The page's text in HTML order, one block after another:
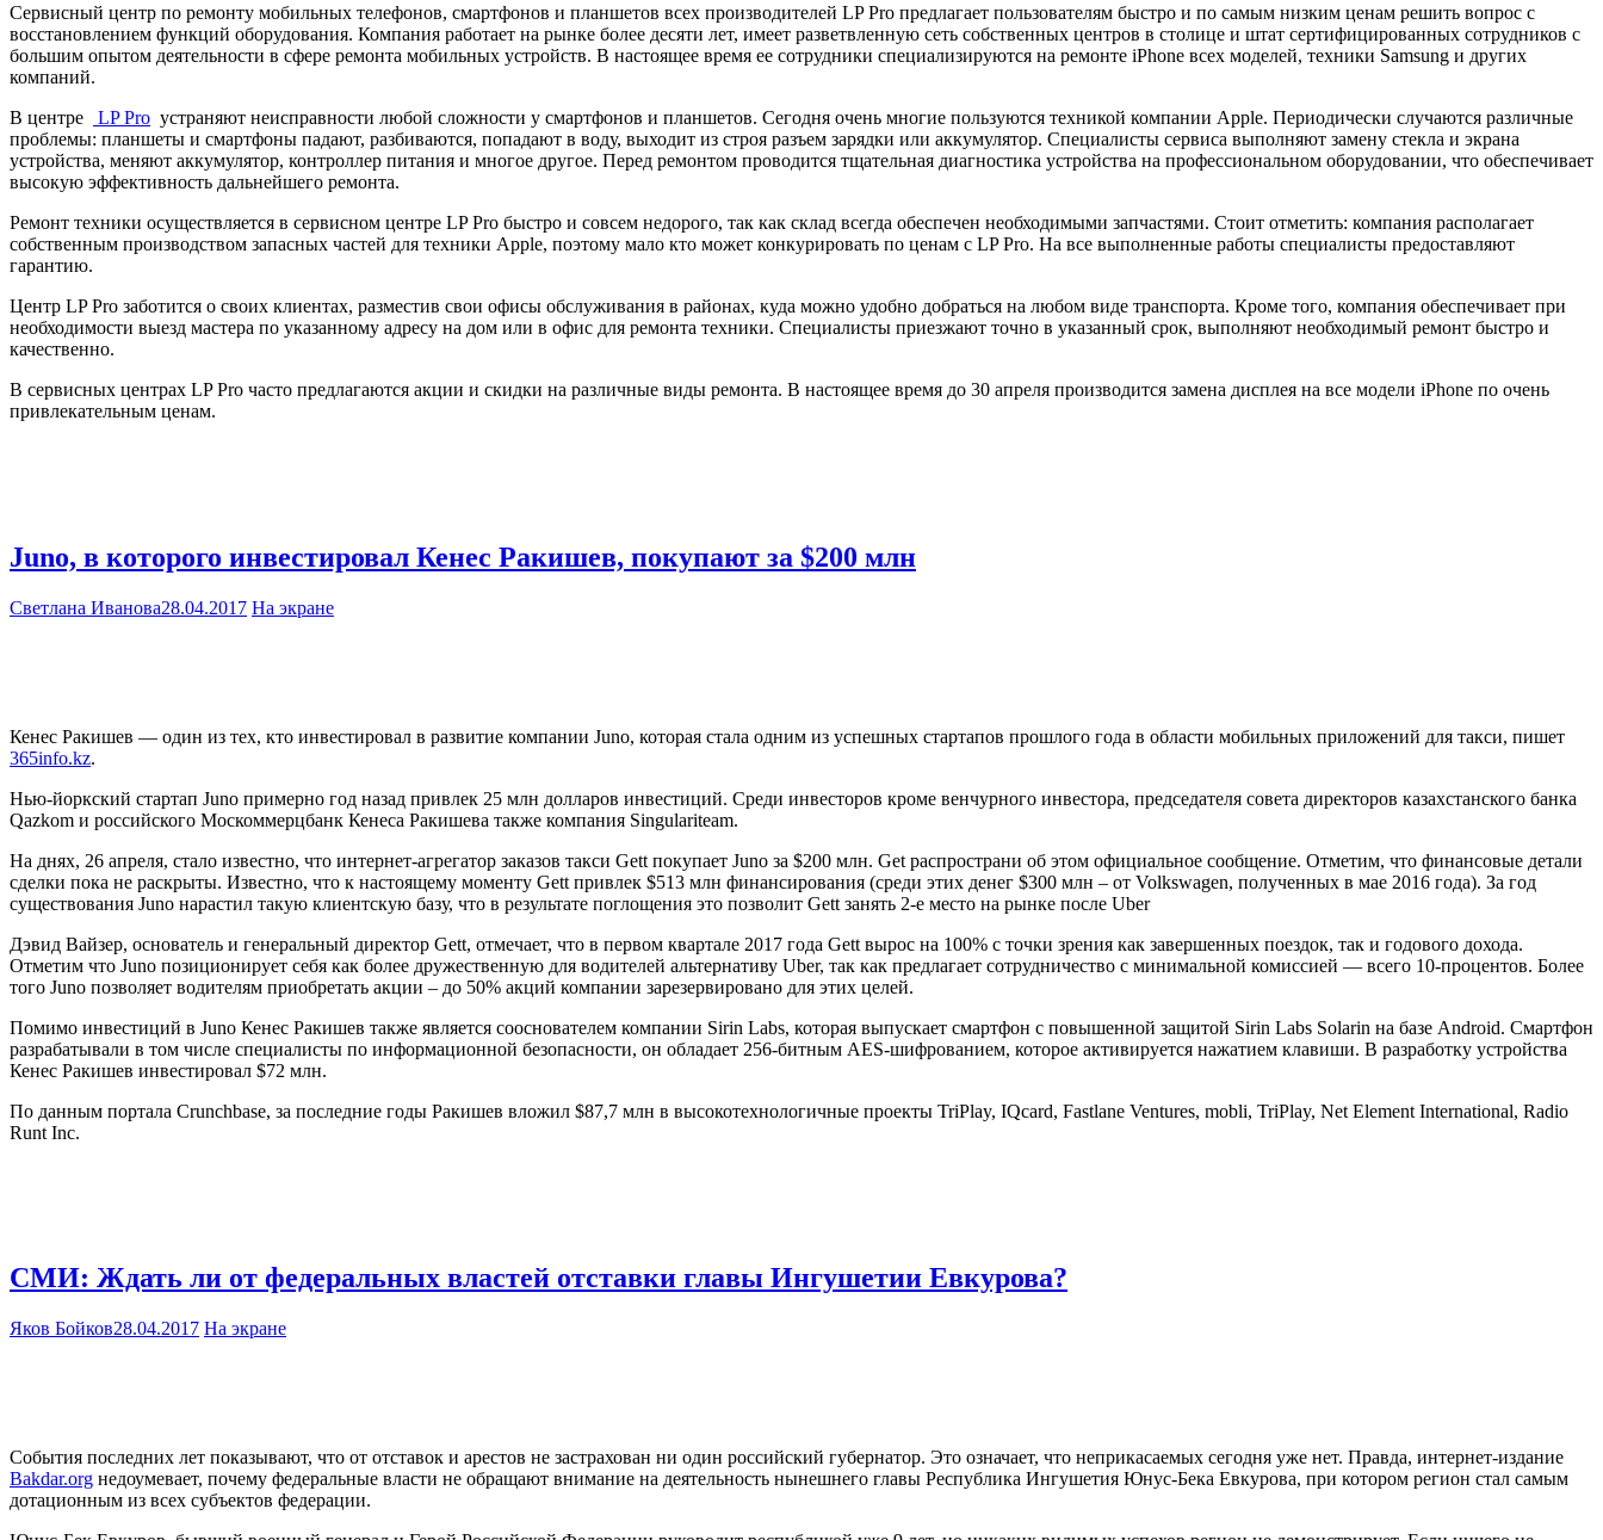
Сервисный центр по ремонту мобильных телефонов, смартфонов и планшетов всех производителей LP Pro предлагает пользователям быстро и по самым низким ценам решить вопрос с
восстановлением функций оборудования. Компания работает на рынке более десяти лет, имеет разветвленную сеть собственных центров в столице и штат сертифицированных сотрудников с
большим опытом деятельности в сфере ремонта мобильных устройств. В настоящее время ее сотрудники специализируются на ремонте iPhone всех моделей, техники Samsung и других
компаний.
В центре
LP Pro устраняют неисправности любой сложности у смартфонов и планшетов. Сегодня очень многие пользуются техникой компании Apple. Периодически случаются различные
проблемы: планшеты и смартфоны падают, разбиваются, попадают в воду, выходит из строя разъем зарядки или аккумулятор. Специалисты сервиса выполняют замену стекла и экрана
устройства, меняют аккумулятор, контроллер питания и многое другое. Перед ремонтом проводится тщательная диагностика устройства на профессиональном оборудовании, что обеспечивает
высокую эффективность дальнейшего ремонта.
Ремонт техники осуществляется в сервисном центре LP Pro быстро и совсем недорого, так как склад всегда обеспечен необходимыми запчастями. Стоит отметить: компания располагает
собственным производством запасных частей для техники Apple, поэтому мало кто может конкурировать по ценам с LP Pro. На все выполненные работы специалисты предоставляют
гарантию.
Центр LP Pro заботится о своих клиентах, разместив свои офисы обслуживания в районах, куда можно удобно добраться на любом виде транспорта. Кроме того, компания обеспечивает при
необходимости выезд мастера по указанному адресу на дом или в офис для ремонта техники. Специалисты приезжают точно в указанный срок, выполняют необходимый ремонт быстро и
качественно.
В сервисных центрах LP Pro часто предлагаются акции и скидки на различные виды ремонта. В настоящее время до 30 апреля производится замена дисплея на все модели iPhone по очень
привлекательным ценам.
Juno, в которого инвестировал Кенес Ракишев, покупают за $200 млн
Светлана Иванова28.04.2017 На экране
Кенес Ракишев — один из тех, кто инвестировал в развитие компании Juno, которая стала одним из успешных стартапов прошлого года в области мобильных приложений для такси, пишет
365info.kz.
Нью-йоркский стартап Juno примерно год назад привлек 25 млн долларов инвестиций. Среди инвесторов кроме венчурного инвестора, председателя совета директоров казахстанского банка
Qazkom и российского Москоммерцбанк Кенеса Ракишева также компания Singulariteam.
На днях, 26 апреля, стало известно, что интернет-агрегатор заказов такси Gett покупает Juno за $200 млн. Get распространи об этом официальное сообщение. Отметим, что финансовые детали
сделки пока не раскрыты. Известно, что к настоящему моменту Gett привлек $513 млн финансирования (среди этих денег $300 млн – от Volkswagen, полученных в мае 2016 года). За год
существования Juno нарастил такую клиентскую базу, что в результате поглощения это позволит Gett занять 2-е место на рынке после Uber
Дэвид Вайзер, основатель и генеральный директор Gett, отмечает, что в первом квартале 2017 года Gett вырос на 100% с точки зрения как завершенных поездок, так и годового дохода.
Отметим что Juno позиционирует себя как более дружественную для водителей альтернативу Uber, так как предлагает сотрудничество с минимальной комиссией — всего 10-процентов. Более
того Juno позволяет водителям приобретать акции – до 50% акций компании зарезервировано для этих целей.
Помимо инвестиций в Juno Кенес Ракишев также является сооснователем компании Sirin Labs, которая выпускает смартфон с повышенной защитой Sirin Labs Solarin на базе Android. Смартфон
разрабатывали в том числе специалисты по информационной безопасности, он обладает 256-битным AES-шифрованием, которое активируется нажатием клавиши. В разработку устройства
Кенес Ракишев инвестировал $72 млн.
По данным портала Сrunchbase, за последние годы Ракишев вложил $87,7 млн в высокотехнологичные проекты TriPlay, IQcard, Fastlane Ventures, mobli, TriPlay, Net Element International, Radio
Runt Inc.
СМИ: Ждать ли от федеральных властей отставки главы Ингушетии Евкурова?
Яков Бойков28.04.2017 На экране
События последних лет показывают, что от отставок и арестов не застрахован ни один российский губернатор. Это означает, что неприкасаемых сегодня уже нет. Правда, интернет-издание
Bakdar.org недоумевает, почему федеральные власти не обращают внимание на деятельность нынешнего главы Республика Ингушетия Юнус-Бека Евкурова, при котором регион стал самым
дотационным из всех субъектов федерации.